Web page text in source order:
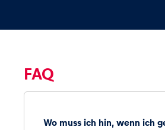
FAQ
Wo muss ich hin, wenn ich